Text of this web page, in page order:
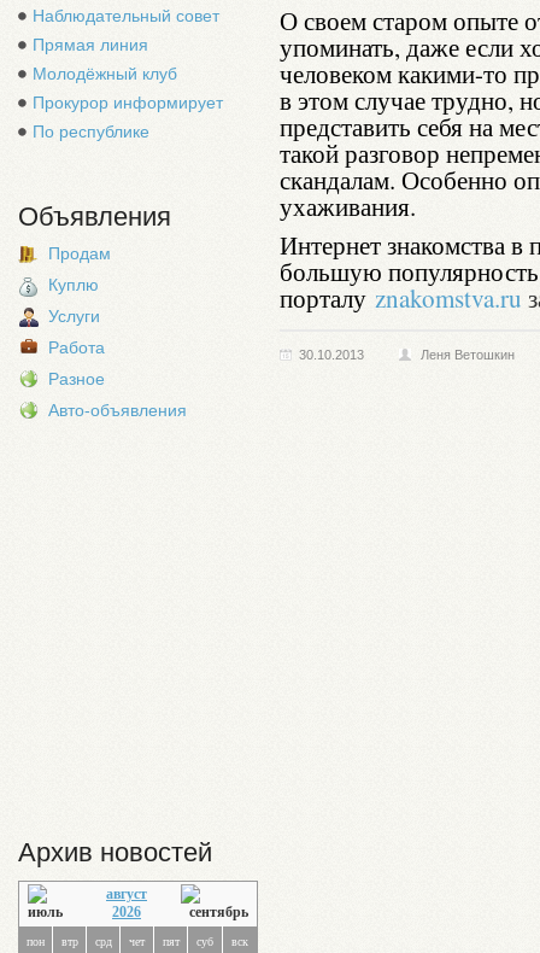
Наблюдательный совет
Прямая линия
Молодёжный клуб
Прокурор информирует
По республике
Объявления
Продам
Куплю
Услуги
Работа
Разное
Авто-объявления
Архив новостей
август
2026
пон втр срд чет пят суб вск
О своем старом опыте
упоминать, даже если
человеком какими-то
в этом случае трудно,
представить себя на
такой разговор
скандалам. Особенно
ухаживания.
Интернет знакомства в
большую
порталу znakomstva.ru
30.10.2013 Леня Ветошкин